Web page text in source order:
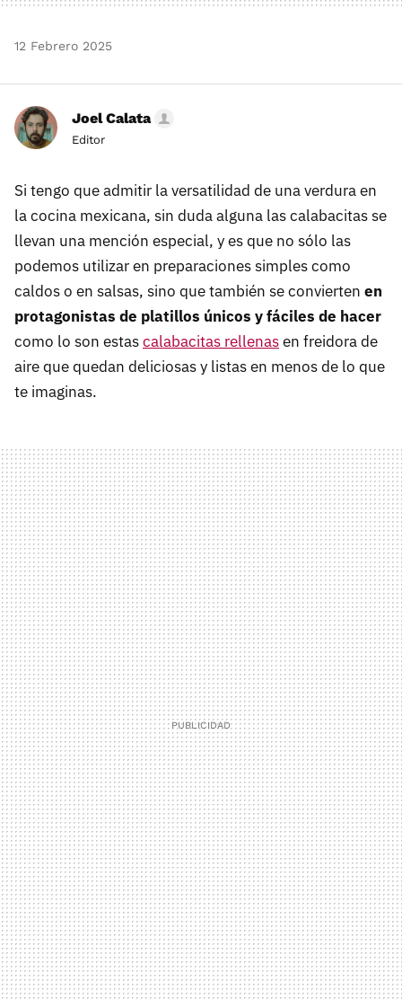
12 Febrero 2025
Joel Calata
Editor
Si tengo que admitir la versatilidad de una verdura en
la cocina mexicana, sin duda alguna las calabacitas se
llevan una mención especial, y es que no sólo las
podemos utilizar en preparaciones simples como
caldos o en salsas, sino que también se convierten en
protagonistas de platillos únicos y fáciles de hacer
como lo son estascalabacitas rellenasen freidora de
aire que quedan deliciosas y listas en menos de lo que
te imaginas.